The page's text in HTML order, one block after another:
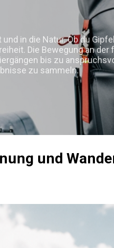
in die Natur. Ob du
Die Bewegung an
bis zu
zu sammeln.
und